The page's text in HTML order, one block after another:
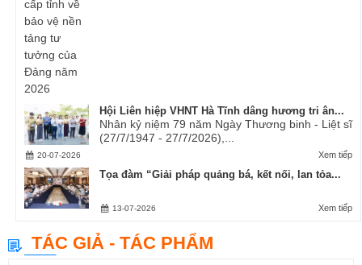
Hội Liên hiệp VHNT Hà Tĩnh dâng hương tri ân...
Nhân kỷ niệm 79 năm Ngày Thương binh - Liệt sĩ
(27/7/1947 - 27/7/2026),...
Xem tiếp
20-07-2026
Tọa đàm “Giải pháp quảng bá, kết nối, lan tỏa...
Xem tiếp
13-07-2026
TÁC GIẢ - TÁC PHẨM